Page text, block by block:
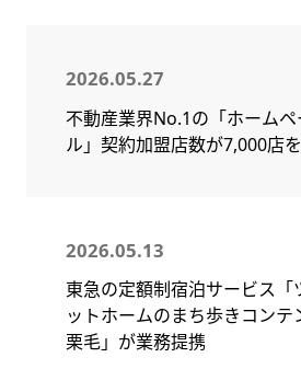
2026.05.27
不動産業界No.1の「ホーム
ル」契約加盟店数が7,000店
2026.05.13
東急の定額制宿泊サービス「
ットホームのまち歩きコン
栗毛」が業務提携